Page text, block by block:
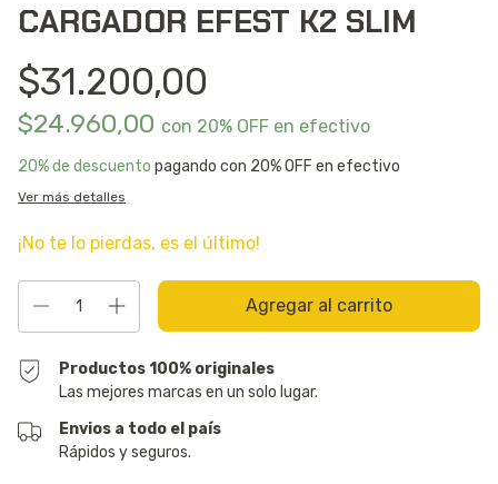
CARGADOR EFEST K2 SLIM
$31.200,00
$24.960,00 con 20% OFF en efectivo
20% de descuento pagando con 20% OFF en efectivo
Ver más detalles
¡No te lo pierdas, es el último!
Productos 100% originales
Las mejores marcas en un solo lugar.
Envios a todo el país
Rápidos y seguros.